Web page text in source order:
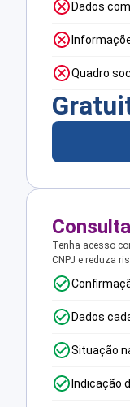
Dados
Quadro
Tenha acesso
CNPJ e reduza
Dados
Situação
Indicação